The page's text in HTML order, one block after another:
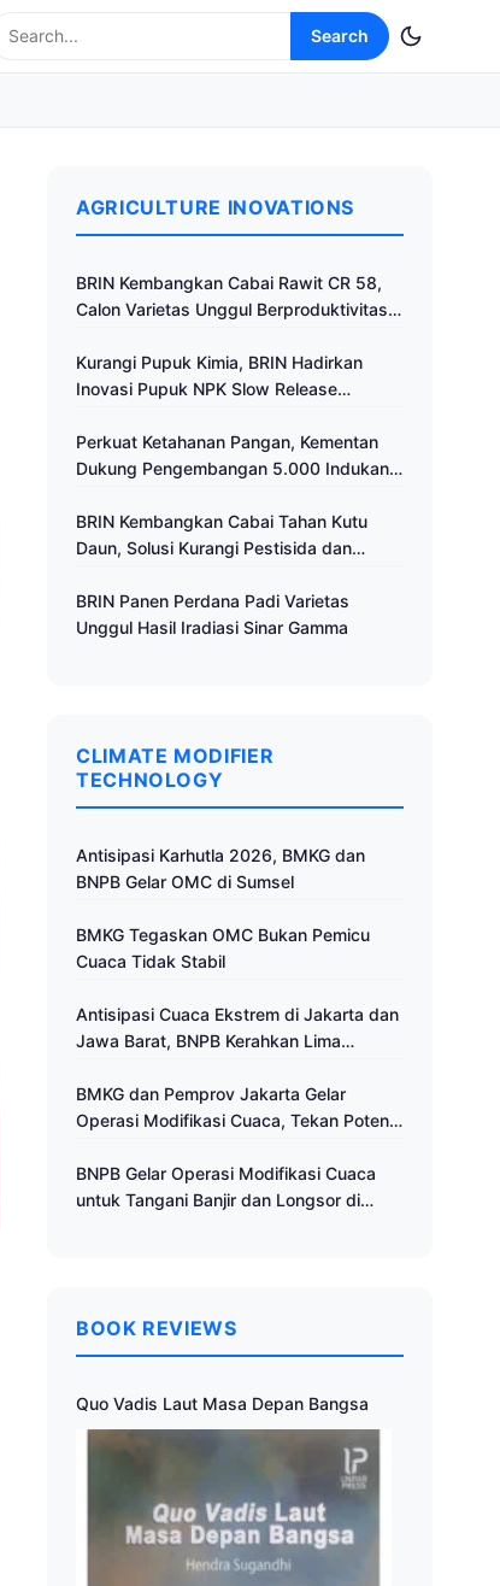
Search
AGRICULTURE INOVATIONS
BRIN Kembangkan Cabai Rawit CR 58,
Calon Varietas Unggul Berproduktivitas
Kurangi Pupuk Kimia, BRIN Hadirkan
Inovasi Pupuk NPK Slow Release
Perkuat Ketahanan Pangan, Kementan
Dukung Pengembangan 5.000 Indukan
BRIN Kembangkan Cabai Tahan Kutu
Daun, Solusi Kurangi Pestisida dan
BRIN Panen Perdana Padi Varietas
Unggul Hasil Iradiasi Sinar Gamma
CLIMATE MODIFIER
TECHNOLOGY
Antisipasi Karhutla 2026, BMKG dan
BNPB Gelar OMC di Sumsel
BMKG Tegaskan OMC Bukan Pemicu
Cuaca Tidak Stabil
Antisipasi Cuaca Ekstrem di Jakarta dan
Jawa Barat, BNPB Kerahkan Lima
Cuaca
BMKG dan Pemprov Jakarta Gelar
Operasi Modifikasi Cuaca, Tekan Potensi
BNPB Gelar Operasi Modifikasi Cuaca
untuk Tangani Banjir dan Longsor di
BOOK REVIEWS
Quo Vadis Laut Masa Depan Bangsa